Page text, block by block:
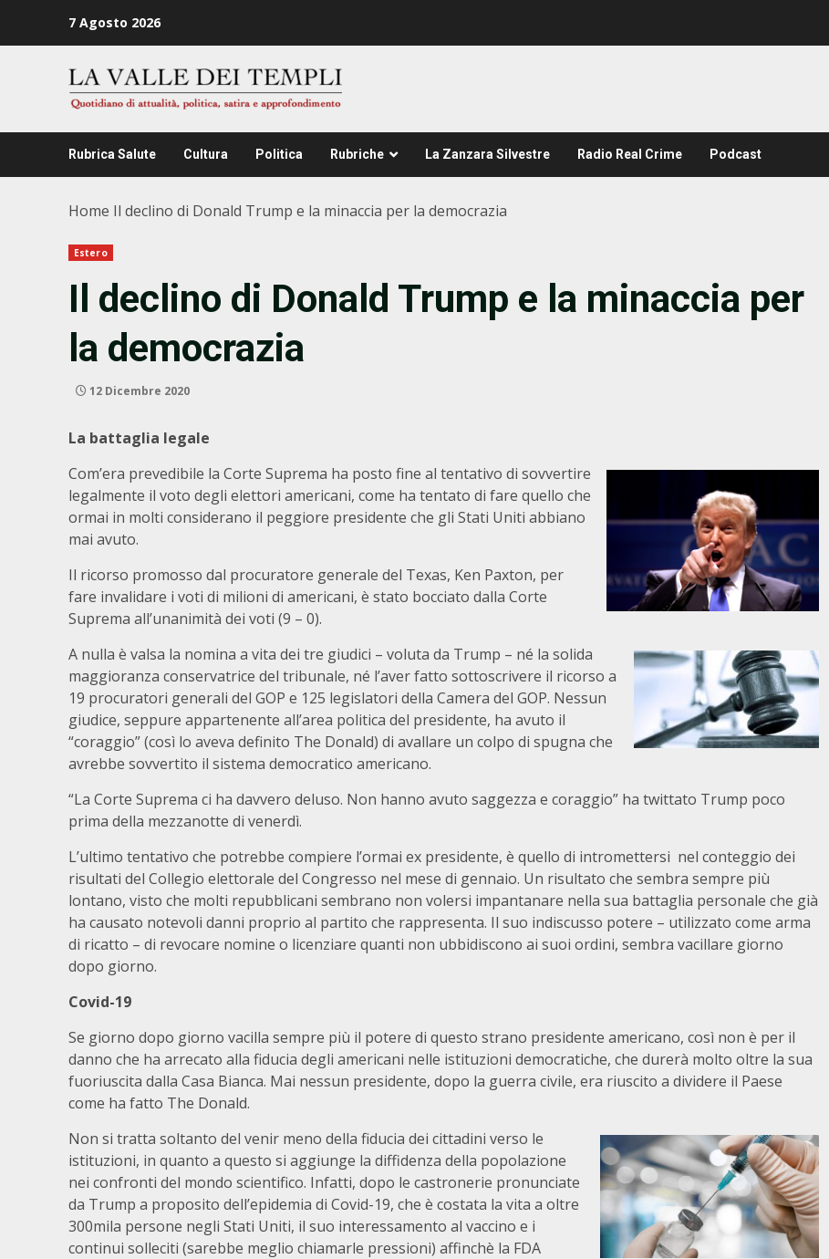
7 Agosto 2026
Rubrica Salute Cultura Politica Rubriche La Zanzara Silvestre Radio Real Crime Podcast
Home Il declino di Donald Trump e la minaccia per la democrazia
Estero
Il declino di Donald Trump e la minaccia per
la democrazia
12 Dicembre 2020
La battaglia legale
Com’era prevedibile la Corte Suprema ha posto fine al tentativo di sovvertire
legalmente il voto degli elettori americani, come ha tentato di fare quello che
ormai in molti considerano il peggiore presidente che gli Stati Uniti abbiano
mai avuto.
Il ricorso promosso dal procuratore generale del Texas, Ken Paxton, per
fare invalidare i voti di milioni di americani, è stato bocciato dalla Corte
Suprema all’unanimità dei voti (9 – 0).
A nulla è valsa la nomina a vita dei tre giudici – voluta da Trump – né la solida
maggioranza conservatrice del tribunale, né l’aver fatto sottoscrivere il ricorso a
19 procuratori generali del GOP e 125 legislatori della Camera del GOP. Nessun
giudice, seppure appartenente all’area politica del presidente, ha avuto il
“coraggio” (così lo aveva definito The Donald) di avallare un colpo di spugna che
avrebbe sovvertito il sistema democratico americano.
“La Corte Suprema ci ha davvero deluso. Non hanno avuto saggezza e coraggio” ha twittato Trump poco
prima della mezzanotte di venerdì.
L’ultimo tentativo che potrebbe compiere l’ormai ex presidente, è quello di intromettersi nel conteggio dei
risultati del Collegio elettorale del Congresso nel mese di gennaio. Un risultato che sembra sempre più
lontano, visto che molti repubblicani sembrano non volersi impantanare nella sua battaglia personale che già
ha causato notevoli danni proprio al partito che rappresenta. Il suo indiscusso potere – utilizzato come arma
di ricatto – di revocare nomine o licenziare quanti non ubbidiscono ai suoi ordini, sembra vacillare giorno
dopo giorno.
Covid-19
Se giorno dopo giorno vacilla sempre più il potere di questo strano presidente americano, così non è per il
danno che ha arrecato alla fiducia degli americani nelle istituzioni democratiche, che durerà molto oltre la sua
fuoriuscita dalla Casa Bianca. Mai nessun presidente, dopo la guerra civile, era riuscito a dividere il Paese
come ha fatto The Donald.
Non si tratta soltanto del venir meno della fiducia dei cittadini verso le
istituzioni, in quanto a questo si aggiunge la diffidenza della popolazione
nei confronti del mondo scientifico. Infatti, dopo le castronerie pronunciate
da Trump a proposito dell’epidemia di Covid-19, che è costata la vita a oltre
300mila persone negli Stati Uniti, il suo interessamento al vaccino e i
continui solleciti (sarebbe meglio chiamarle pressioni) affinchè la FDA